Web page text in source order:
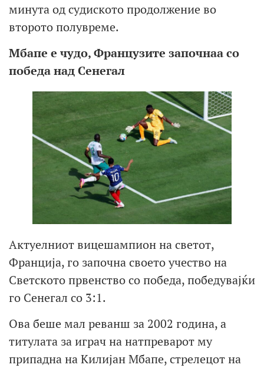
минута од судиското продолжение во
второто полувреме.
Мбапе е чудо, Французите започнаа со
победа над Сенегал
Актуелниот вицешампион на светот,
Франција, го започна своето учество на
Светското првенство со победа, победувајќи
го Сенегал со 3:1.
Ова беше мал реванш за 2002 година, а
титулата за играч на натпреварот му
припадна на Килијан Мбапе, стрелецот на